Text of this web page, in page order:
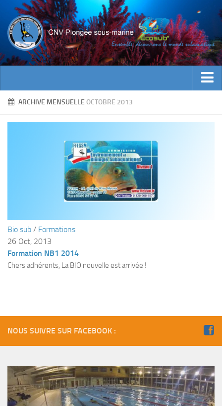
ACTUALITES
Documents utiles
Historique
ECOLE DE PLONGEE
Guide de palanquée N4
Initiateur
Moniteur Fédéral
ARCHIVE MENSUELLEOCTOBRE 2013
Bio sub / Formations
26 Oct, 2013
Formation NB1 2014
Chers adhérents, La BIO nouvelle est arrivée !
NOUS SUIVRE SUR FACEBOOK :